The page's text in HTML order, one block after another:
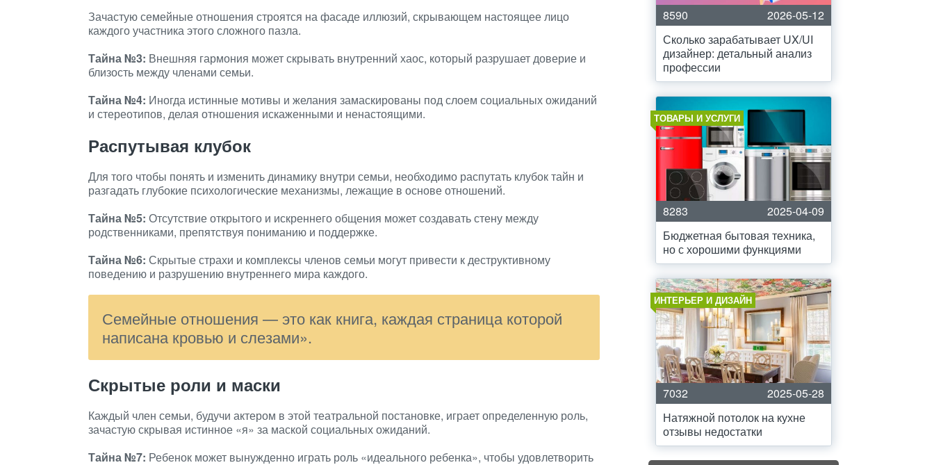
Зачастую семейные отношения строятся на фасаде иллюзий, скрывающем настоящее лицо
каждого участника этого сложного пазла.
Тайна №3: Внешняя гармония может скрывать внутренний хаос, который разрушает доверие и
близость между членами семьи.
Тайна №4: Иногда истинные мотивы и желания замаскированы под слоем социальных ожиданий
и стереотипов, делая отношения искаженными и ненастоящими.
Распутывая клубок
Для того чтобы понять и изменить динамику внутри семьи, необходимо распутать клубок тайн и
разгадать глубокие психологические механизмы, лежащие в основе отношений.
Тайна №5: Отсутствие открытого и искреннего общения может создавать стену между
родственниками, препятствуя пониманию и поддержке.
Тайна №6: Скрытые страхи и комплексы членов семьи могут привести к деструктивному
поведению и разрушению внутреннего мира каждого.
Семейные отношения — это как книга, каждая страница которой
написана кровью и слезами».
Скрытые роли и маски
Каждый член семьи, будучи актером в этой театральной постановке, играет определенную роль,
зачастую скрывая истинное «я» за маской социальных ожиданий.
Тайна №7: Ребенок может вынужденно играть роль «идеального ребенка», чтобы удовлетворить
8590
2026-05-12
Сколько зарабатывает UX/UI
дизайнер: детальный анализ
профессии
ТОВАРЫ И УСЛУГИ
8283
2025-04-09
Бюджетная бытовая техника,
но с хорошими функциями
ИНТЕРЬЕР И ДИЗАЙН
7032
2025-05-28
Натяжной потолок на кухне
отзывы недостатки